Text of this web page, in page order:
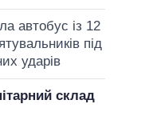
автобус із 12
під
ударів
склад